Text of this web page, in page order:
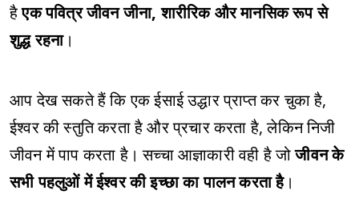
हैएक पवित्र जीवन जीना, शारीरिक और मानसिक रूप से
शुद्ध रहना।
आप देख सकते हैं कि एक ईसाई उद्धार प्राप्त कर चुका है,
ईश्वर की स्तुति करता है और प्रचार करता है, लेकिन निजी
जीवन में पाप करता है। सच्चा आज्ञाकारी वही है जोजीवन के
सभी पहलुओं में ईश्वर की इच्छा का पालन करता है।